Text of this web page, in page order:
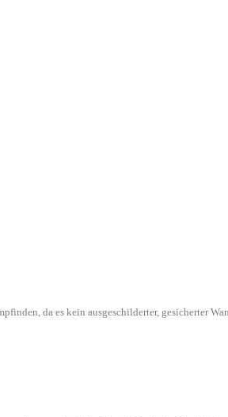
da es kein ausgeschilderter, gesicherter